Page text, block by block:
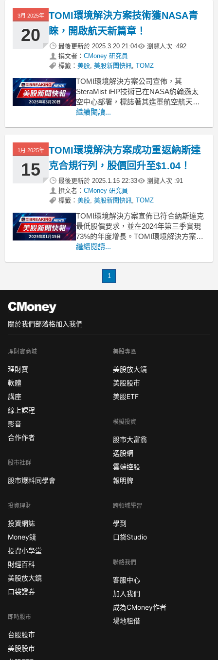
一家專注於大規模微藻生產以促進水產
養殖及魚類營養的先驅公
3月 2025年
20
TOMI環境解決方案技術獲NASA青
睞，開啟航天新篇章！
最後更新於 2025.3.20 21:04 瀏覽人次 :492
撰文者： CMoney 研究員
標籤： 美股, 美股新聞快訊, TOMZ
TOMI環境解決方案公司宣佈，其
SteraMist iHP技術已在NASA約翰遜太
空中心部署，標誌著其進軍航空航天領
域的新里程碑。在全球科技日益發展的
的消毒技術SteraMist iHP正式在NASA
約翰遜太空中心投入使用。這項技
繼續閱讀...
1月 2025年
15
TOMI環境解決方案成功重返納斯達
克合規行列，股價回升至$1.04！
最後更新於 2025.1.15 22:33 瀏覽人次 :91
撰文者： CMoney 研究員
標籤： 美股, 美股新聞快訊, TOMZ
TOMI環境解決方案宣佈已符合納斯達克
最低股價要求，並在2024年第三季實現
73%的年度增長。TOMI環境解決方案
（NASDAQ:TOMZ）於本週三驚喜宣
$1.04。這一訊息不僅令投資者振奮，也
繼續閱讀...
1
關於我們部落格加入我們
理財寶商城
理財寶
軟體
講座
線上課程
影音
合作作者
股市社群
股市爆料同學會
投資理財
投資網誌
Money錢
投資小學堂
財經百科
美股放大鏡
口袋證券
即時股市
台股股市
美股股市
美股專區
美股放大鏡
美股股市
美股ETF
模擬投資
股市大富翁
選股網
雲端控股
報明牌
跨領域學習
學到
口袋Studio
聯絡我們
客服中心
加入我們
成為CMoney作者
場地租借